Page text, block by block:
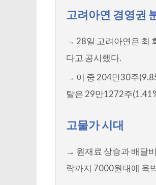
고려아연 경영권
→ 28일 고려아연은 최
다고 공시했다.
→ 이 중 204만30주
탈은 29만1272주
고물가 시대
→ 원재료 상승과 배달
락까지 7000원대에 육